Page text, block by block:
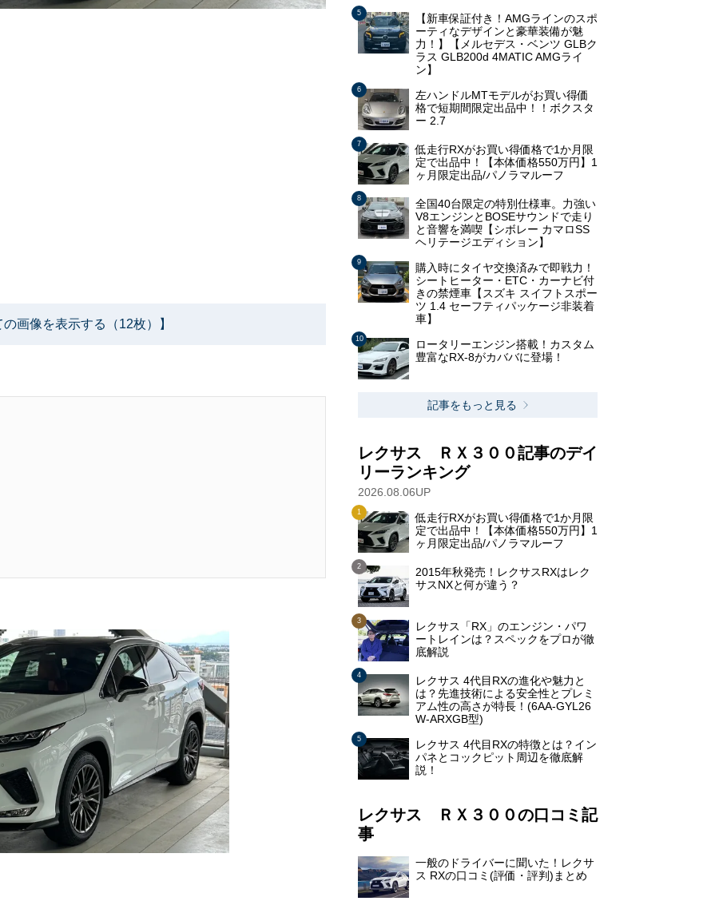
の画像を表示する（12枚）】
【新車保証付き！AMGラインのスポ
ーティなデザインと豪華装備が魅
力！】【メルセデス・ベンツ GLBク
ラス GLB200d 4MATIC AMGライ
ン】
左ハンドルMTモデルがお買い得価
格で短期間限定出品中！！ボクスタ
ー 2.7
低走行RXがお買い得価格で1か月限
定で出品中！【本体価格550万円】1
ヶ月限定出品/パノラマルーフ
全国40台限定の特別仕様車。力強い
V8エンジンとBOSEサウンドで走り
と音響を満喫【シボレー カマロSS
ヘリテージエディション】
購入時にタイヤ交換済みで即戦力！
シートヒーター・ETC・カーナビ付
きの禁煙車【スズキ スイフトスポー
ツ 1.4 セーフティパッケージ非装着
車】
ロータリーエンジン搭載！カスタム
豊富なRX-8がカババに登場！
記事をもっと見る
レクサス ＲＸ３００記事のデイ
リーランキング
2026.08.06UP
低走行RXがお買い得価格で1か月限
定で出品中！【本体価格550万円】1
ヶ月限定出品/パノラマルーフ
2015年秋発売！レクサスRXはレク
サスNXと何が違う？
レクサス「RX」のエンジン・パワ
ートレインは？スペックをプロが徹
底解説
レクサス 4代目RXの進化や魅力と
は？先進技術による安全性とプレミ
アム性の高さが特長！(6AA-GYL26
W-ARXGB型)
レクサス 4代目RXの特徴とは？イン
パネとコックピット周辺を徹底解
説！
レクサス ＲＸ３００の口コミ記
事
一般のドライバーに聞いた！レクサ
ス RXの口コミ(評価・評判)まとめ